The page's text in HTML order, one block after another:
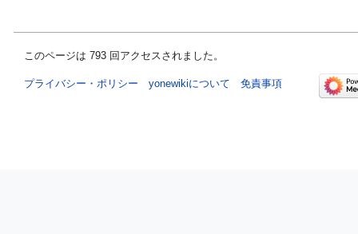
このページは 793 回アクセスされました。
プライバシー・ポリシー yonewikiについて 免責事項